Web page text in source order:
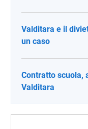
Valditara e il
un caso
Contratto scuola,
Valditara